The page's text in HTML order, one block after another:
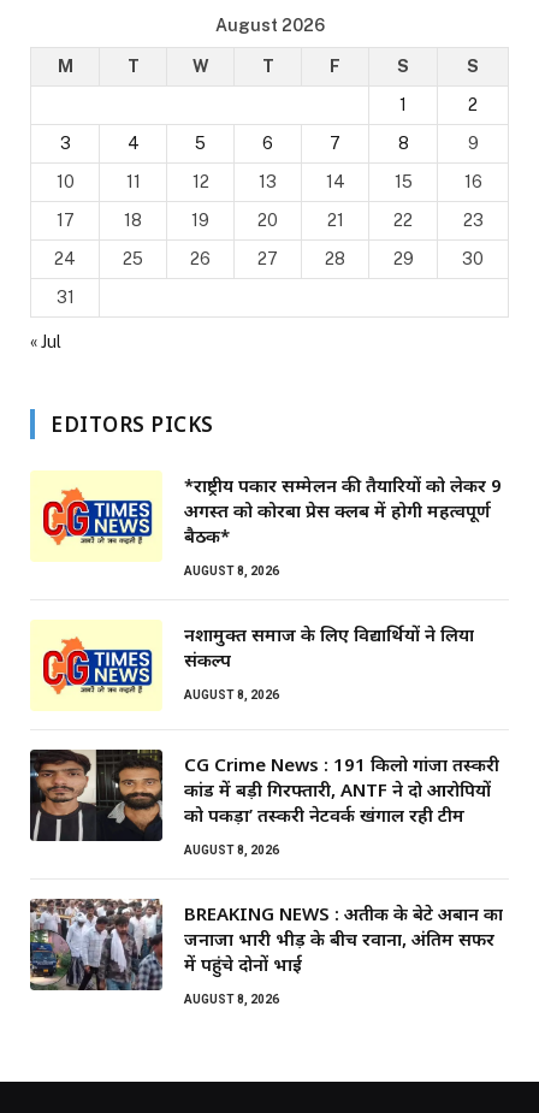
August 2026
M T W T F S
S
1
2
3
4 5 6 7 8
9
10
11 12 13 14 15
16
17
18 19 20 21 22
23
24
25 26 27 28 29
30
31
« Jul
EDITORS PICKS
*राष्ट्रीय पत्रकार सम्मेलन की तैयारियों को लेकर 9
अगस्त को कोरबा प्रेस क्लब में होगी महत्वपूर्ण
बैठक*
AUGUST 8, 2026
नशामुक्त समाज के लिए विद्यार्थियों ने लिया
संकल्प
AUGUST 8, 2026
CG Crime News : 191 किलो गांजा तस्करी
कांड में बड़ी गिरफ्तारी, ANTF ने दो आरोपियों
को पकड़ा’ तस्करी नेटवर्क खंगाल रही टीम
AUGUST 8, 2026
BREAKING NEWS : अतीक के बेटे अबान का
जनाजा भारी भीड़ के बीच रवाना, अंतिम सफर
में पहुंचे दोनों भाई
AUGUST 8, 2026